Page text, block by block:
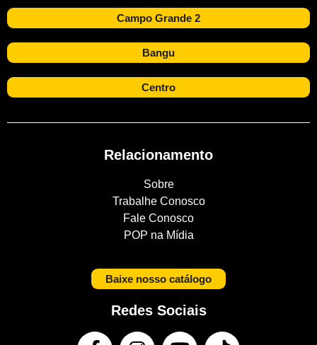
Campo Grande 2
Bangu
Centro
Relacionamento
Sobre
Trabalhe Conosco
Fale Conosco
POP na Mídia
Baixe nosso catálogo
Redes Sociais